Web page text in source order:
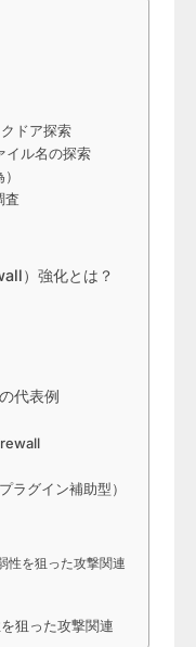
ドア探索
イル名の探索
査
）強化とは？
代表例
ラグイン補助型）
性を狙った攻撃関連
狙った攻撃関連